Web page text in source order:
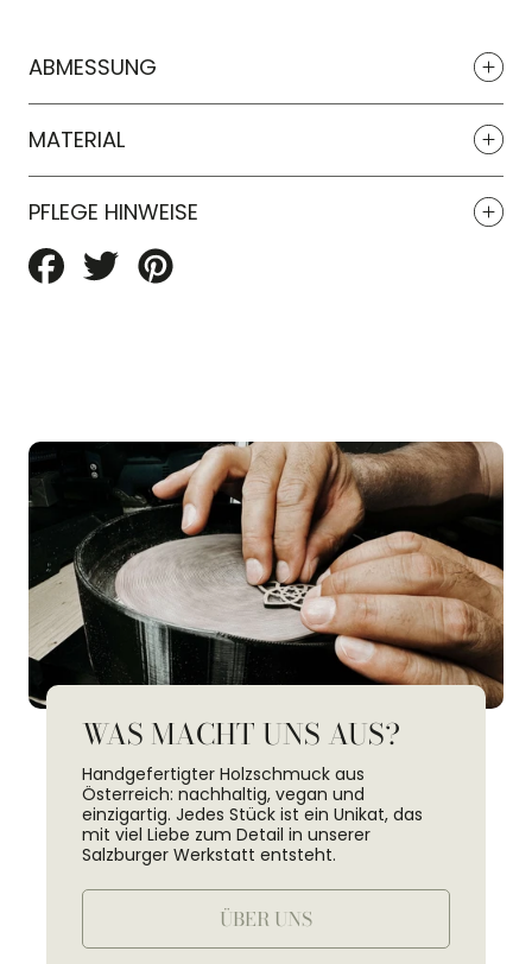
ABMESSUNG
MATERIAL
PFLEGE HINWEISE
Auf
Facebook
Auf
Twitter
WAS MACHT UNS AUS?
Handgefertigter Holzschmuck aus
Österreich: nachhaltig, vegan und
einzigartig. Jedes Stück ist ein Unikat, das
mit viel Liebe zum Detail in unserer
Salzburger Werkstatt entsteht.
ÜBER UNS